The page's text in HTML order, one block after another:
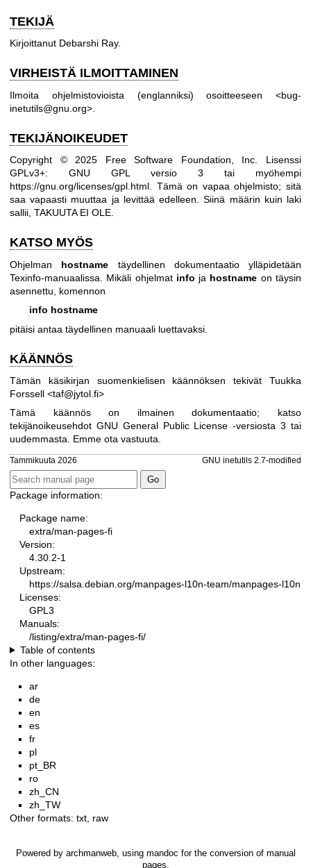
TEKIJÄ
Kirjoittanut Debarshi Ray.
VIRHEISTÄ ILMOITTAMINEN
Ilmoita ohjelmistovioista (englanniksi) osoitteeseen <bug-
inetutils@gnu.org>.
TEKIJÄNOIKEUDET
Copyright © 2025 Free Software Foundation, Inc. Lisenssi
GPLv3+: GNU GPL versio 3 tai myöhempi
https://gnu.org/licenses/gpl.html. Tämä on vapaa ohjelmisto; sitä
saa vapaasti muuttaa ja levittää edelleen. Siinä määrin kuin laki
sallii, TAKUUTA EI OLE.
KATSO MYÖS
Ohjelman hostname täydellinen dokumentaatio ylläpidetään
Texinfo-manuaalissa. Mikäli ohjelmat info ja hostname on täysin
asennettu, komennon
info hostname
pitäisi antaa täydellinen manuaali luettavaksi.
KÄÄNNÖS
Tämän käsikirjan suomenkielisen käännöksen tekivät Tuukka
Forssell <taf@jytol.fi>
Tämä käännös on ilmainen dokumentaatio; katso
tekijänoikeusehdot GNU General Public License -versiosta 3 tai
uudemmasta. Emme ota vastuuta.
Tammikuuta 2026 GNU inetutils 2.7-modified
Package information:
Package name:
extra/man-pages-fi
Version:
4.30.2-1
Upstream:
https://salsa.debian.org/manpages-l10n-team/manpages-l10n
Licenses:
GPL3
Manuals:
/listing/extra/man-pages-fi/
Table of contents
In other languages:
ar
de
en
es
fr
pl
pt_BR
ro
zh_CN
zh_TW
Other formats: txt raw
Powered by archmanweb, using mandoc for the conversion of manual
pages.